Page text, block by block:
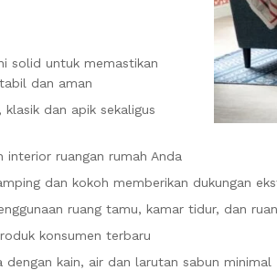
solid untuk memastikan
dan aman
dan apik sekaligus
interior ruangan rumah Anda
dan kokoh memberikan dukungan
ruang tamu, kamar tidur, dan
konsumen terbaru
dengan kain, air dan larutan sabun minimal